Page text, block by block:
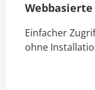
Einfacher
ohne